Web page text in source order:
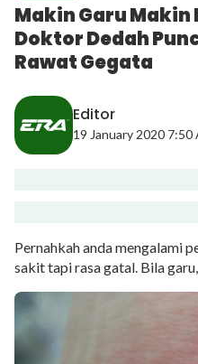
Makin Garu Makin
Doktor Dedah
Rawat Gegata
Editor
19 January 2020 7:50
Pernahkah anda mengalami
sakit tapi rasa gatal. Bila